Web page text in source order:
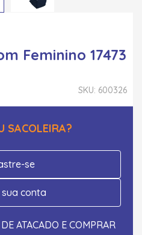
Feminino 17473
SKU: 600326
SACOLEIRA?
se
sua conta
ATACADO E COMPRAR